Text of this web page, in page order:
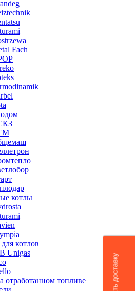
Fach
котлы
котлов
Unigas
отработанном топливе